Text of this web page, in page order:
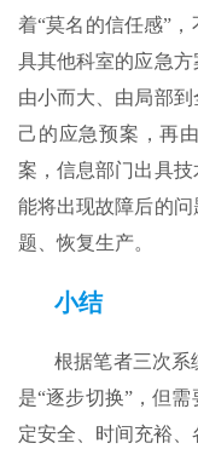
着“莫名的信任感”
具其他科室的应急
由小而大、由局部
己的应急预案，再
案，信息部门出具
能将出现故障后的
题、恢复生产。
小结
根据笔者三次系
是“逐步切换”，但
定安全、时间充裕、